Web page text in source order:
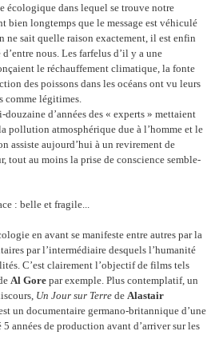
écologique dans lequel se trouve notre
longtemps que le message est véhiculé
ne sait quelle raison exactement, il est enfin
nous. Les farfelus d’il y a une
le réchauffement climatique, la fonte
des poissons dans les océans ont vu leurs
comme légitimes.
d’années des « experts » mettaient
pollution atmosphérique due à l’homme et le
assiste aujourd’hui à un revirement de
tout au moins la prise de conscience semble-
en avant se manifeste entre autres par la
par l’intermédiaire desquels l’humanité
C’est clairement l’objectif de films tels
Al Gore par exemple. Plus contemplatif, un
Un Jour sur Terre de Alastair
un documentaire germano-britannique d’une
années de production avant d’arriver sur les